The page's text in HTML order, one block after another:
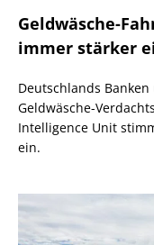
Geldwäsche-
immer stärker
Deutschlands
Geldwäsche-
Intelligence Unit
ein.